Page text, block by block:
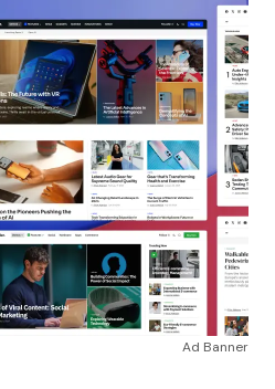
Ad Banner